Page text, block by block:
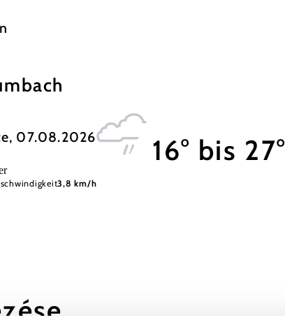
07.08.2026
3,8 km/h
16° bis 27°